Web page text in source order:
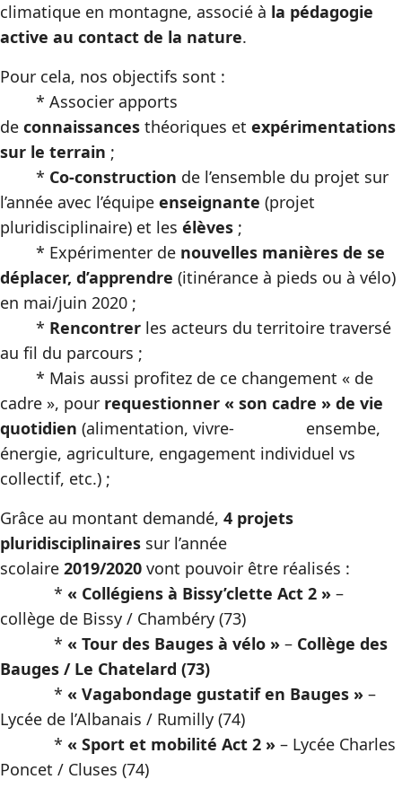
climatique en montagne, associé à la pédagogie
active au contact de la nature.
Pour cela, nos objectifs sont :
* Associer apports
de connaissances théoriques et expérimentations
sur le terrain ;
* Co-construction de l’ensemble du projet sur
l’année avec l’équipe enseignante (projet
pluridisciplinaire) et les élèves ;
* Expérimenter de nouvelles manières de se
déplacer, d’apprendre (itinérance à pieds ou à vélo)
en mai/juin 2020 ;
* Rencontrer les acteurs du territoire traversé
au fil du parcours ;
* Mais aussi profitez de ce changement « de
cadre », pour requestionner « son cadre » de vie
quotidien (alimentation, vivre- ensembe,
énergie, agriculture, engagement individuel vs
collectif, etc.) ;
Grâce au montant demandé, 4 projets
pluridisciplinaires sur l’année
scolaire 2019/2020 vont pouvoir être réalisés :
* « Collégiens à Bissy’clette Act 2 » –
collège de Bissy / Chambéry (73)
* « Tour des Bauges à vélo » – Collège des
Bauges / Le Chatelard (73)
* « Vagabondage gustatif en Bauges » –
Lycée de l’Albanais / Rumilly (74)
* « Sport et mobilité Act 2 » – Lycée Charles
Poncet / Cluses (74)